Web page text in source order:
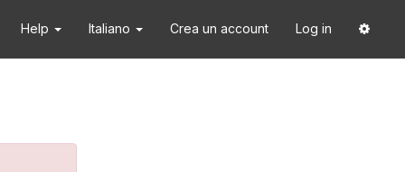
Help Italiano Crea un account Log in